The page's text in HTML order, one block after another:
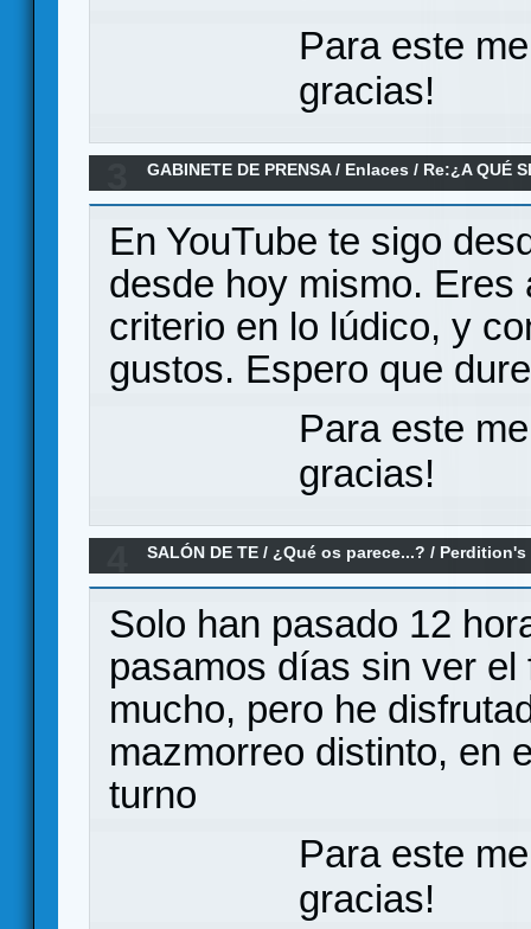
Para este
gracias!
GABINETE DE PRENSA/ Enlaces / Re:¿A QUÉ
En YouTube te sigo
desde hoy mismo. Eres
criterio en lo lúdico, y
gustos. Espero que
Para este
gracias!
SALÓN DE TE / ¿Qué os parece...? /
Solo han pasado 12
pasamos días sin ver el
mucho, pero he
mazmorreo distinto, en
turno
Para este
gracias!